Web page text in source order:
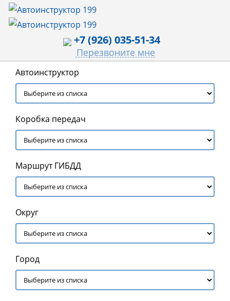
+7 (926) 035-51-34
Перезвоните мне
Автоинструктор
Коробка передач
Маршрут ГИБДД
Округ
Город